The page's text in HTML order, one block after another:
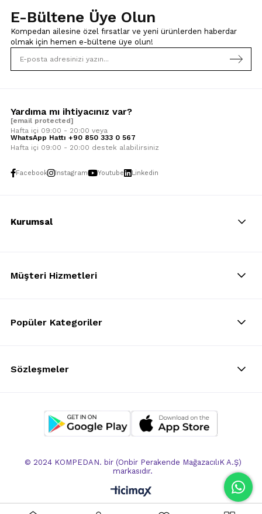
E-Bültene Üye Olun
Kompedan ailesine özel fırsatlar ve yeni ürünlerden haberdar
olmak için hemen e-bültene üye olun!
Yardıma mı ihtiyacınız var?
[email protected]
Hafta içi 09:00 - 20:00 veya
WhatsApp Hattı +90 850 333 0 567
Hafta içi 09:00 - 20:00 destek alabilirsiniz
Facebook Instagram Youtube Linkedin
Kurumsal
Müşteri Hizmetleri
Popüler Kategoriler
Sözleşmeler
© 2024 KOMPEDAN. bir (Onbir Perakende MağazacılıK A.Ş)
markasıdır.